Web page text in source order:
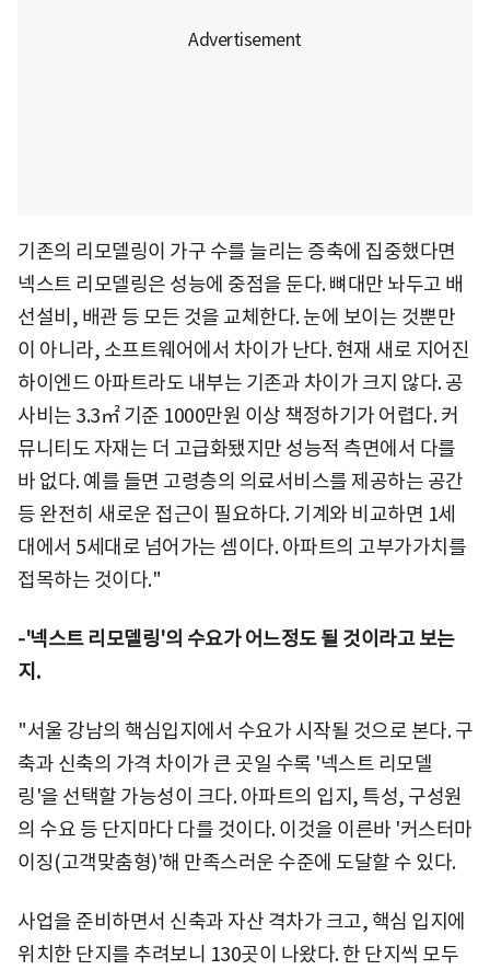
기존의 리모델링이 가구 수를 늘리는 증축에 집중했다면
넥스트 리모델링은 성능에 중점을 둔다. 뼈대만 놔두고 배
선설비, 배관 등 모든 것을 교체한다. 눈에 보이는 것뿐만
이 아니라, 소프트웨어에서 차이가 난다. 현재 새로 지어진
하이엔드 아파트라도 내부는 기존과 차이가 크지 않다. 공
사비는 3.3㎡ 기준 1000만원 이상 책정하기가 어렵다. 커
뮤니티도 자재는 더 고급화됐지만 성능적 측면에서 다를
바 없다. 예를 들면 고령층의 의료서비스를 제공하는 공간
등 완전히 새로운 접근이 필요하다. 기계와 비교하면 1세
대에서 5세대로 넘어가는 셈이다. 아파트의 고부가가치를
접목하는 것이다."
-'넥스트 리모델링'의 수요가 어느정도 될 것이라고 보는
지.
"서울 강남의 핵심입지에서 수요가 시작될 것으로 본다. 구
축과 신축의 가격 차이가 큰 곳일 수록 '넥스트 리모델
링'을 선택할 가능성이 크다. 아파트의 입지, 특성, 구성원
의 수요 등 단지마다 다를 것이다. 이것을 이른바 '커스터마
이징(고객맞춤형)'해 만족스러운 수준에 도달할 수 있다.
사업을 준비하면서 신축과 자산 격차가 크고, 핵심 입지에
위치한 단지를 추려보니 130곳이 나왔다. 한 단지씩 모두